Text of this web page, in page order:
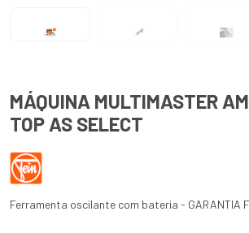
MÁQUINA MULTIMASTER
TOP AS SELECT
Ferramenta oscilante com bateria - GARANTIA